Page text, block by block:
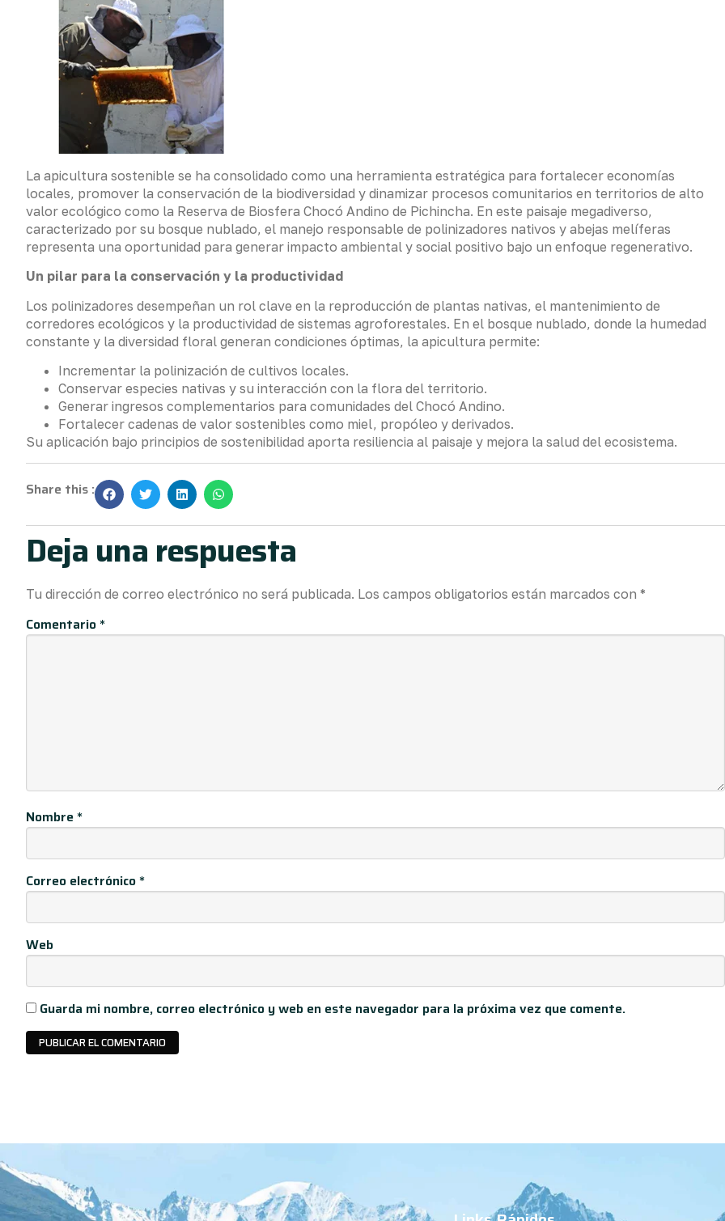
La apicultura sostenible se ha consolidado como una herramienta estratégica para fortalecer economías
locales, promover la conservación de la biodiversidad y dinamizar procesos comunitarios en territorios de alto
valor ecológico como la Reserva de Biosfera Chocó Andino de Pichincha. En este paisaje megadiverso,
caracterizado por su bosque nublado, el manejo responsable de polinizadores nativos y abejas melíferas
representa una oportunidad para generar impacto ambiental y social positivo bajo un enfoque regenerativo.
Un pilar para la conservación y la productividad
Los polinizadores desempeñan un rol clave en la reproducción de plantas nativas, el mantenimiento de
corredores ecológicos y la productividad de sistemas agroforestales. En el bosque nublado, donde la humedad
constante y la diversidad floral generan condiciones óptimas, la apicultura permite:
Incrementar la polinización de cultivos locales.
Conservar especies nativas y su interacción con la flora del territorio.
Generar ingresos complementarios para comunidades del Chocó Andino.
Fortalecer cadenas de valor sostenibles como miel, propóleo y derivados.
Su aplicación bajo principios de sostenibilidad aporta resiliencia al paisaje y mejora la salud del ecosistema.
Share this :
Deja una respuesta
Tu dirección de correo electrónico no será publicada. Los campos obligatorios están marcados con *
Comentario*
Nombre*
Correo electrónico*
Web
Guarda mi nombre, correo electrónico y web en este navegador para la próxima vez que comente.